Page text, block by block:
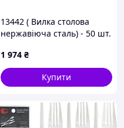
13442 ( Вилка столова
нержавіюча сталь) - 50 шт.
1 974 ₴
Купити